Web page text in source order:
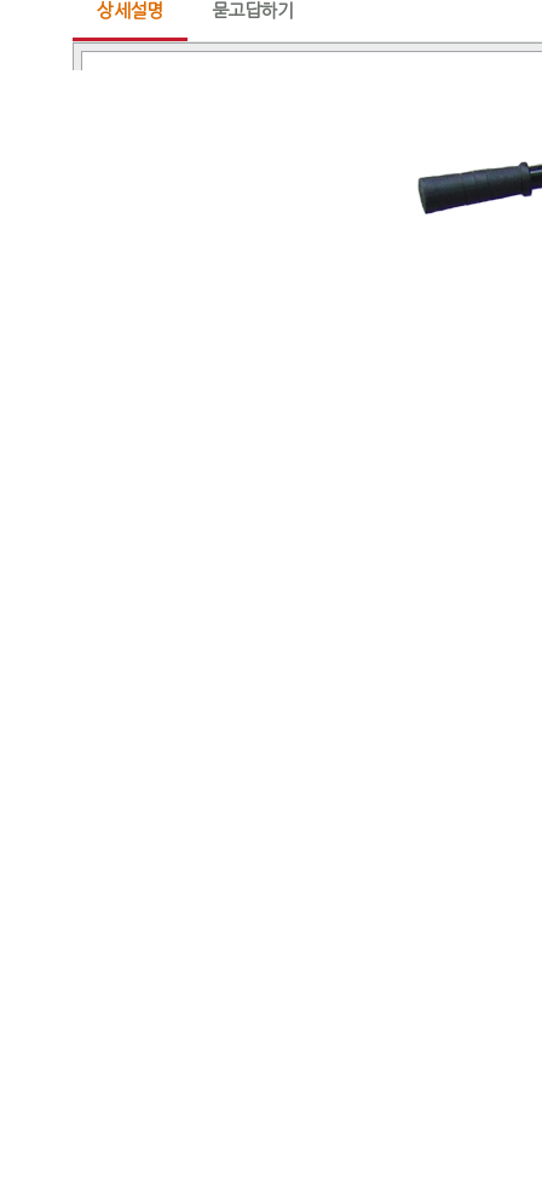
상세설명 묻고답하기